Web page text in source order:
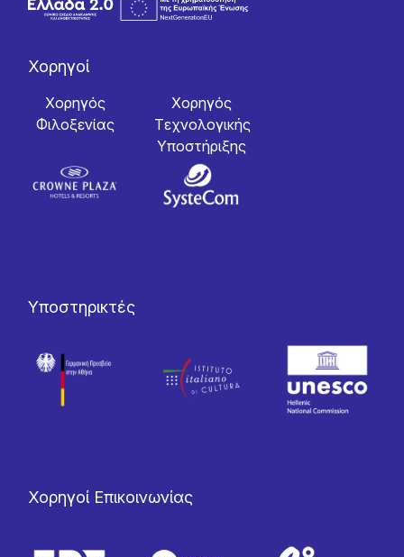
Χορηγοί
Χορηγός
Φιλοξενίας
Χορηγός
Tεχνολογικής
Yποστήριξης
Υποστηρικτές
Χορηγοί Επικοινωνίας